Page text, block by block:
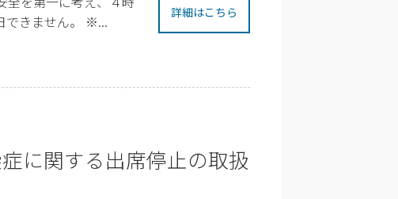
できません。 ※...
詳細はこちら
に関する出席停止の取扱